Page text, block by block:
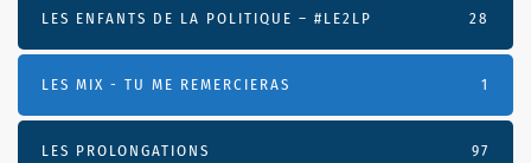
LES ENFANTS DE LA POLITIQUE – #LE2LP 28
LES MIX - TU ME REMERCIERAS 1
LES PROLONGATIONS 97